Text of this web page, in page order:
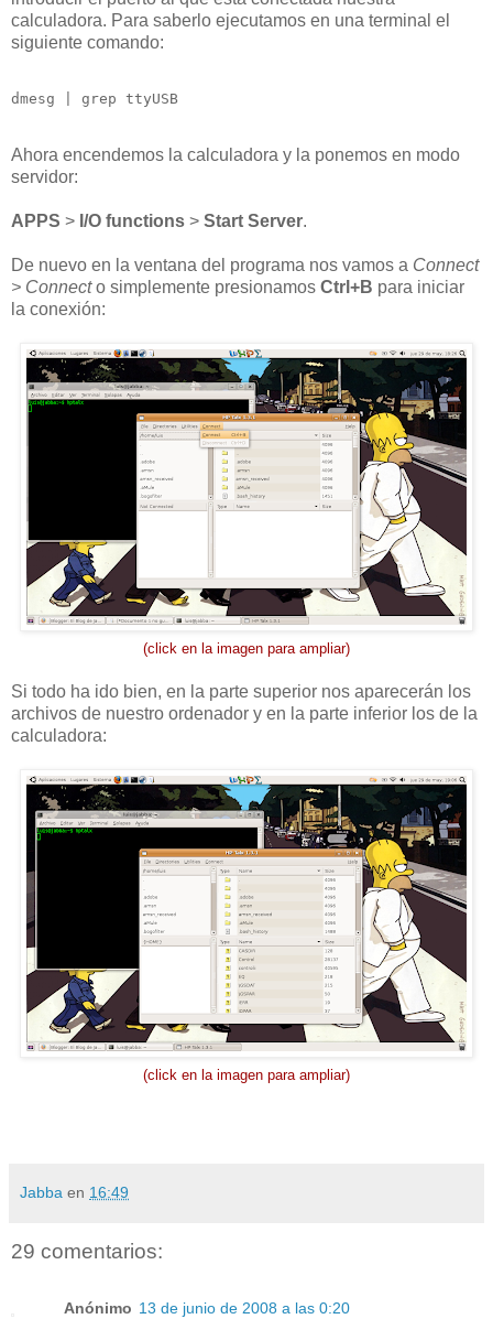
calculadora. Para saberlo ejecutamos en una terminal el
siguiente comando:
dmesg | grep ttyUSB
Ahora encendemos la calculadora y la ponemos en modo
servidor:
APPS > I/O functions > Start Server.
De nuevo en la ventana del programa nos vamos a Connect
> Connecto simplemente presionamos Ctrl+B para iniciar
la conexión:
(click en la imagen para ampliar)
Si todo ha ido bien, en la parte superior nos aparecerán los
archivos de nuestro ordenador y en la parte inferior los de la
calculadora:
(click en la imagen para ampliar)
Jabba en 16:49
29 comentarios:
Anónimo 13 de junio de 2008 a las 0:20